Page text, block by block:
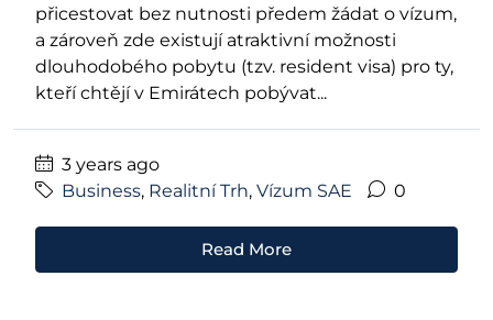
přicestovat bez nutnosti předem žádat o vízum,
a zároveň zde existují atraktivní možnosti
dlouhodobého pobytu (tzv. resident visa) pro ty,
kteří chtějí v Emirátech pobývat...
3 years ago
Business, Realitní Trh, Vízum SAE 0
Read More